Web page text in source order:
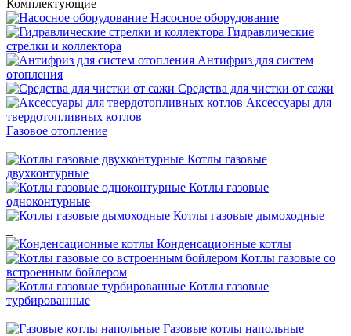
Комплектующие
Насосное оборудование
Гидравлические
стрелки и коллектора
Антифриз для систем
отопления
Средства для чистки от сажи
Аксессуары для
твердотопливных котлов
Газовое отопление
Котлы газовые
двухконтурные
Котлы газовые
одноконтурные
Котлы газовые дымоходные
Конденсационные котлы
Котлы газовые со
встроенным бойлером
Котлы газовые
турбированные
Газовые котлы напольные